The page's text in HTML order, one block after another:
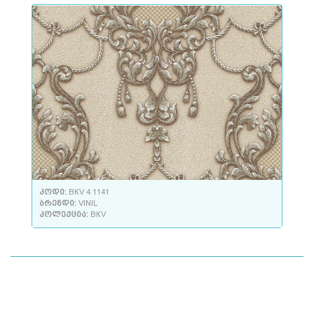
კოდი: ВКV 4 1141
ბრენდი: VINIL
კოლექცია: ВКV